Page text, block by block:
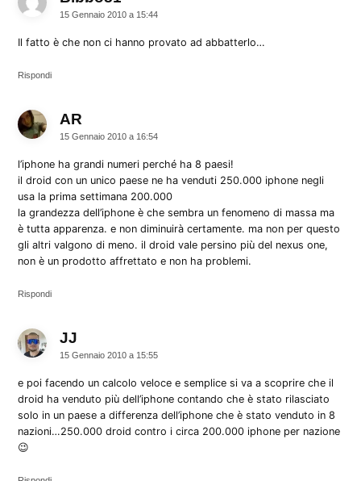
15 Gennaio 2010 a 15:44
Il fatto è che non ci hanno provato ad abbatterlo…
Rispondi
AR
15 Gennaio 2010 a 16:54
l’iphone ha grandi numeri perché ha 8 paesi!
il droid con un unico paese ne ha venduti 250.000 iphone negli
usa la prima settimana 200.000
la grandezza dell’iphone è che sembra un fenomeno di massa ma
è tutta apparenza. e non diminuirà certamente. ma non per questo
gli altri valgono di meno. il droid vale persino più del nexus one,
non è un prodotto affrettato e non ha problemi.
Rispondi
JJ
15 Gennaio 2010 a 15:55
e poi facendo un calcolo veloce e semplice si va a scoprire che il
droid ha venduto più dell’iphone contando che è stato rilasciato
solo in un paese a differenza dell’iphone che è stato venduto in 8
nazioni…250.000 droid contro i circa 200.000 iphone per nazione
😉